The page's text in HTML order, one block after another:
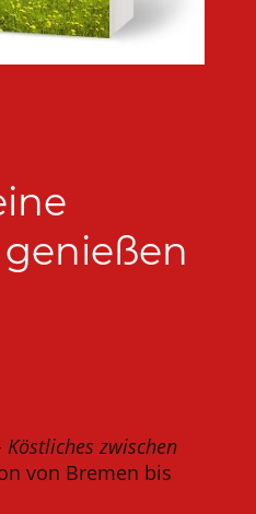
zwischen
von Bremen bis